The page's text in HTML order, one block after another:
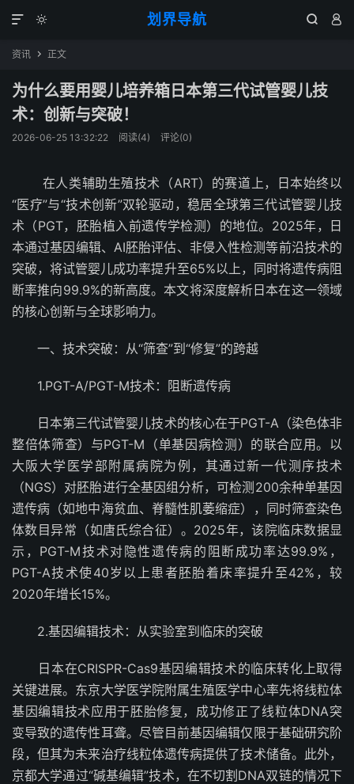
划界导航
  

资讯  正文
为什么要用婴儿培养箱日本第三代试管婴儿技
术：创新与突破！
2026-06-25 13:32:22 阅读(4) 评论(0)
在人类辅助生殖技术（ART）的赛道上，日本始终以
“医疗”与“技术创新”双轮驱动，稳居全球第三代试管婴儿技
术（PGT，胚胎植入前遗传学检测）的地位。2025年，日
本通过基因编辑、AI胚胎评估、非侵入性检测等前沿技术的
突破，将试管婴儿成功率提升至65%以上，同时将遗传病阻
断率推向99.9%的新高度。本文将深度解析日本在这一领域
的核心创新与全球影响力。
一、技术突破：从“筛查”到“修复”的跨越
1.PGT-A/PGT-M技术：阻断遗传病
日本第三代试管婴儿技术的核心在于PGT-A（染色体非
整倍体筛查）与PGT-M（单基因病检测）的联合应用。以
大阪大学医学部附属病院为例，其通过新一代测序技术
（NGS）对胚胎进行全基因组分析，可检测200余种单基因
遗传病（如地中海贫血、脊髓性肌萎缩症），同时筛查染色
体数目异常（如唐氏综合征）。2025年，该院临床数据显
示，PGT-M技术对隐性遗传病的阻断成功率达99.9%，
PGT-A技术使40岁以上患者胚胎着床率提升至42%，较
2020年增长15%。
2.基因编辑技术：从实验室到临床的突破
日本在CRISPR-Cas9基因编辑技术的临床转化上取得
关键进展。东京大学医学院附属生殖医学中心率先将线粒体
基因编辑技术应用于胚胎修复，成功修正了线粒体DNA突
变导致的遗传性耳聋。尽管目前基因编辑仅限于基础研究阶
段，但其为未来治疗线粒体遗传病提供了技术储备。此外，
京都大学通过“碱基编辑”技术，在不切割DNA双链的情况下